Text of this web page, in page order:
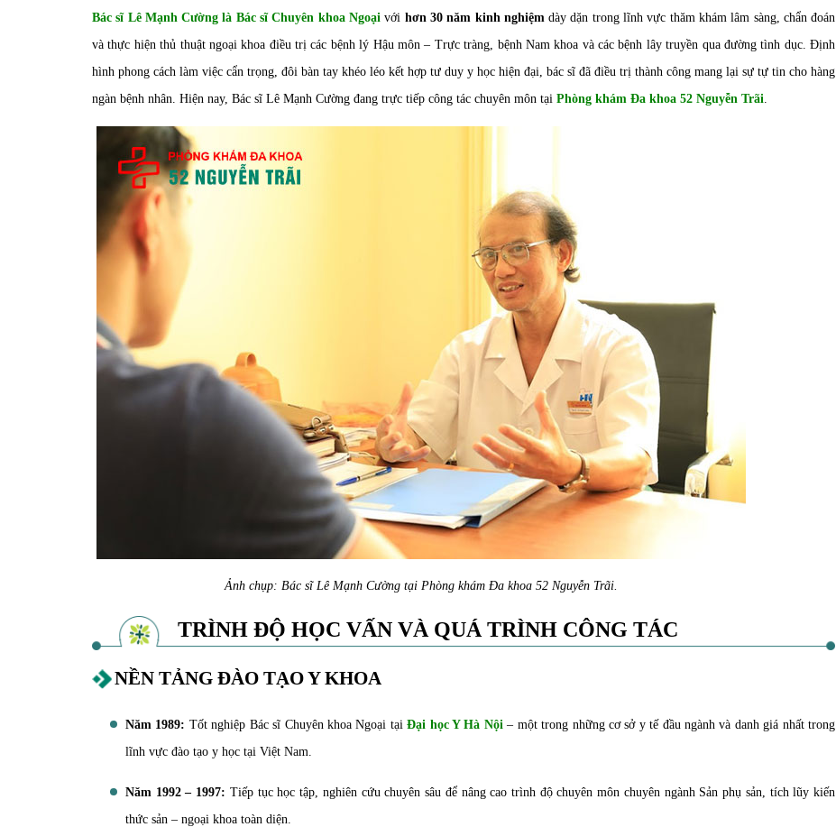
Bác sĩ Lê Mạnh Cường là Bác sĩ Chuyên khoa Ngoại với hơn 30 năm kinh nghiệmdày dặn trong lĩnh vực thăm khám lâm sàng, chẩn đoán
và thực hiện thủ thuật ngoại khoa điều trị các bệnh lý Hậu môn – Trực tràng, bệnh Nam khoa và các bệnh lây truyền qua đường tình dục. Định
hình phong cách làm việc cẩn trọng, đôi bàn tay khéo léo kết hợp tư duy y học hiện đại, bác sĩ đã điều trị thành công mang lại sự tự tin cho hàng
ngàn bệnh nhân. Hiện nay, Bác sĩ Lê Mạnh Cường đang trực tiếp công tác chuyên môn tại Phòng khám Đa khoa 52 Nguyễn Trãi.
Ảnh chụp: Bác sĩ Lê Mạnh Cường tại Phòng khám Đa khoa 52 Nguyễn Trãi.
TRÌNH ĐỘ HỌC VẤN VÀ QUÁ TRÌNH CÔNG TÁC
NỀN TẢNG ĐÀO TẠO Y KHOA
Năm 1989: Tốt nghiệp Bác sĩ Chuyên khoa Ngoại tạiĐại học Y Hà Nội– một trong những cơ sở y tế đầu ngành và danh giá nhất trong
lĩnh vực đào tạo y học tại Việt Nam.
Năm 1992 – 1997: Tiếp tục học tập, nghiên cứu chuyên sâu để nâng cao trình độ chuyên môn chuyên ngành Sản phụ sản, tích lũy kiến
thức sản – ngoại khoa toàn diện.